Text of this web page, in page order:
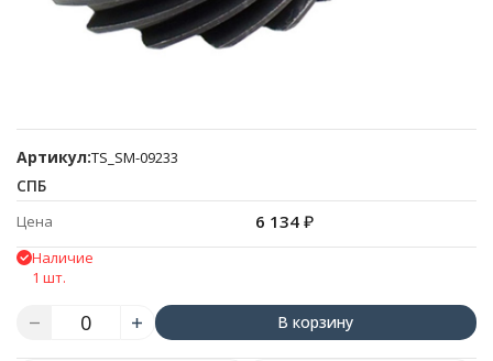
Артикул:TS_SM-09233
СПБ
Цена 6 134 ₽
Наличие
1 шт.
В корзину